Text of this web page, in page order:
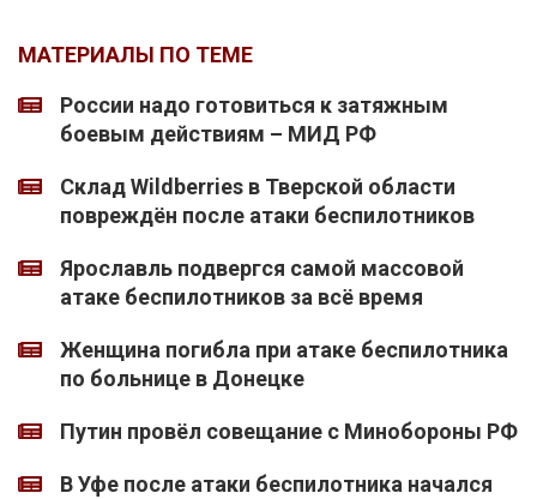
МАТЕРИАЛЫ ПО ТЕМЕ
России надо готовиться к затяжным
боевым действиям – МИД РФ
Склад Wildberries в Тверской области
повреждён после атаки беспилотников
Ярославль подвергся самой массовой
атаке беспилотников за всё время
Женщина погибла при атаке беспилотника
по больнице в Донецке
Путин провёл совещание с Минобороны РФ
В Уфе после атаки беспилотника начался